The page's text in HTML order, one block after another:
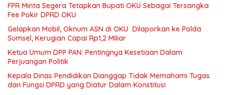
FPR Minta Segera Tetapkan Bupati OKU Sebagai Tersangka
Fee Pokir DPRD OKU
Gelapkan Mobil, Oknum ASN di OKU Dilaporkan ke Polda
Sumsel, Kerugian Capai Rp1,2 Miliar
Ketua Umum DPP PAN: Pentingnya Kesetiaan Dalam
Perjuangan Politik
Kepala Dinas Pendidikan Dianggap Tidak Memahami Tugas
dan Fungsi DPRD yang Diatur Dalam Konstitusi